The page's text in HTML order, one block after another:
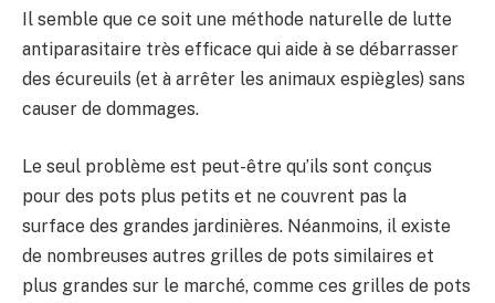
Il semble que ce soit une méthode naturelle de lutte
antiparasitaire très efficace qui aide à se débarrasser
des écureuils (et à arrêter les animaux espiègles) sans
causer de dommages.
Le seul problème est peut-être qu’ils sont conçus
pour des pots plus petits et ne couvrent pas la
surface des grandes jardinières. Néanmoins, il existe
de nombreuses autres grilles de pots similaires et
plus grandes sur le marché, comme ces grilles de pots